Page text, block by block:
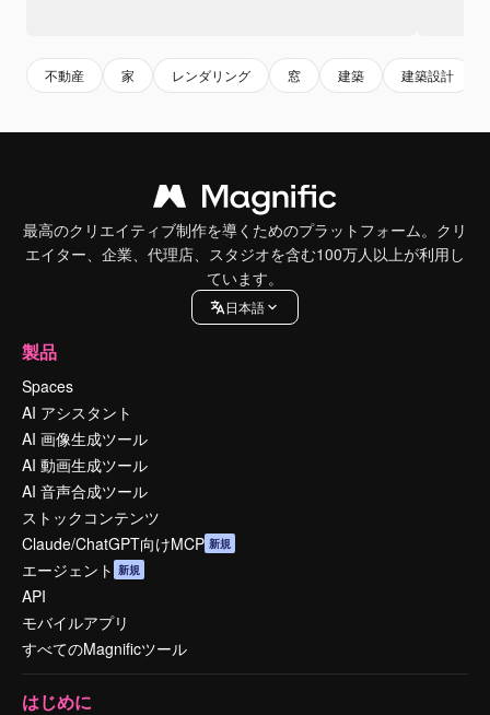
不動産 家 レンダリング 窓 建築 建築設計
最高のクリエイティブ制作を導くためのプラットフォーム。クリ
エイター、企業、代理店、スタジオを含む100万人以上が利用し
ています。
日本語
製品
Spaces
AI アシスタント
AI 画像生成ツール
AI 動画生成ツール
AI 音声合成ツール
ストックコンテンツ
Claude/ChatGPT向けMCP 新規
エージェント 新規
API
モバイルアプリ
すべてのMagnificツール
はじめに